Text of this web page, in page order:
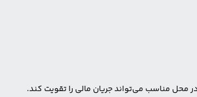
مناسب می‌تواند جریان مالی را تقویت کند.